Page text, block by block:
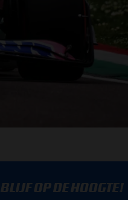
BLIJF OP DE HOOGTE!